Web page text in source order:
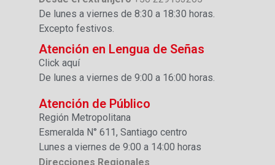
De lunes a viernes de 8:30 a 18:30 horas.
Excepto festivos.
Atención en Lengua de Señas
Click aquí
De lunes a viernes de 9:00 a 16:00 horas.
Atención de Público
Región Metropolitana
Esmeralda N° 611, Santiago centro
Lunes a viernes de 9:00 a 14:00 horas
Direcciones Regionales